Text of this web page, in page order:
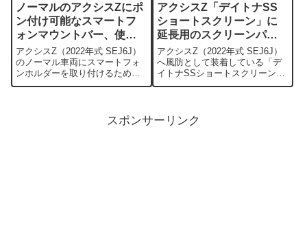
ノーマルのアクシスZにポ
ン付け可能なスマートフ
ォンマウントバー、使い
勝手が良いワールドウォ
ークの製品について
アクシスZ（2022年式 SEJ6J）
のノーマル車両にスマートフォ
ンホルダーを取り付けるための
マウントバーを設置しました。
ルではないので、汎用的なスマ
ホホルダーを装着するにはバー
アクシスZ「デイトナSS
ショートスクリーン」に
延長用のスクリーンパー
ツを装着して快適度UP
アクシスZ（2022年式 SEJ6J）
へ風防として装着している「デ
イトナSSショートスクリーン」
に、延長用のスクリーンパーツ
スクリーン パーツ バイク 風防
風除け ABS素材...
スポンサーリンク